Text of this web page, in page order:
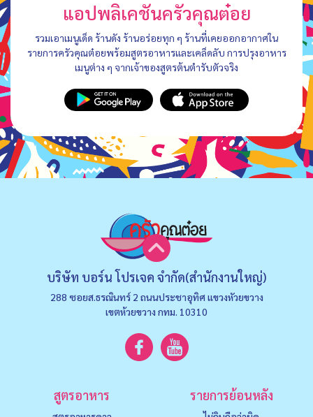
แอปพลิเคชันครัวคุณต๋อย
รวมเอาเมนูเด็ด ร้านดัง ร้านอร่อยทุก ๆ ร้านที่เคยออกอากาศใน
รายการครัวคุณต๋อยพร้อมสูตรอาหารและเคล็ดลับ การปรุงอาหาร
เมนูต่าง ๆ จากเจ้าของสูตรต้นตำรับตัวจริง
บริษัท บอร์น โปรเจค จำกัด(สำนักงานใหญ่)
288 ซอยส.ธรณินทร์ 2 ถนนประชาอุทิศ แขวงหัวยขวาง
เขตห้วยขวาง กทม. 10310
สูตรอาหาร รายการย้อนหลัง